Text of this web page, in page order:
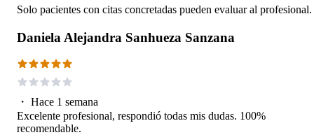
Solo pacientes con citas concretadas pueden evaluar al profesional.
Daniela Alejandra Sanhueza Sanzana
・ Hace 1 semana
Excelente profesional, respondió todas mis dudas. 100%
recomendable.